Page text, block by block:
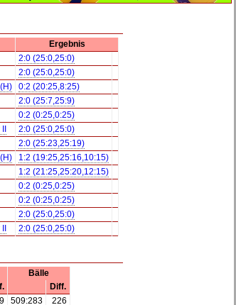
Ergebnis
2:0 (25:0,25:0)
2:0 (25:0,25:0)
0:2 (20:25,8:25)
2:0 (25:7,25:9)
0:2 (0:25,0:25)
2:0 (25:0,25:0)
2:0 (25:23,25:19)
1:2 (19:25,25:16,10:15)
1:2 (21:25,25:20,12:15)
0:2 (0:25,0:25)
0:2 (0:25,0:25)
2:0 (25:0,25:0)
2:0 (25:0,25:0)
Bälle
Diff.
509:283
226